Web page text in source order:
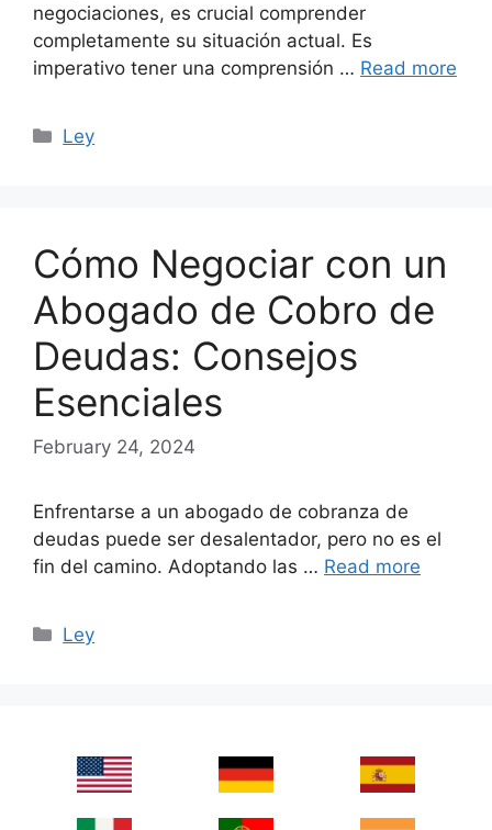
negociaciones, es crucial comprender
completamente su situación actual. Es
imperativo tener una comprensión … Read more
Categories
Ley
Cómo Negociar con un
Abogado de Cobro de
Deudas: Consejos
Esenciales
February 24, 2024
Enfrentarse a un abogado de cobranza de
deudas puede ser desalentador, pero no es el
fin del camino. Adoptando las … Read more
Categories
Ley